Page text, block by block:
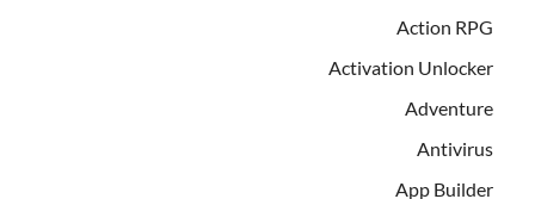
Action RPG
Activation Unlocker
Adventure
Antivirus
App Builder